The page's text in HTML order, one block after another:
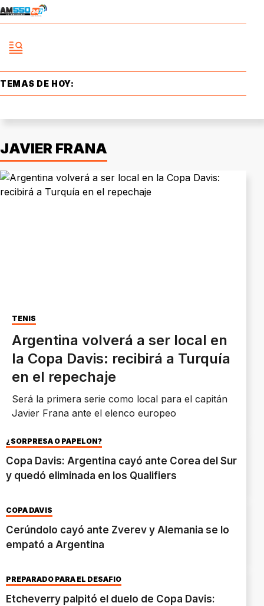
TEMAS DE HOY:
JAVIER FRANA
TENIS
Argentina volverá a ser local en
la Copa Davis: recibirá a Turquía
en el repechaje
Será la primera serie como local para el capitán
Javier Frana ante el elenco europeo
¿SORPRESA O PAPELÓN?
Copa Davis: Argentina cayó ante Corea del Sur
y quedó eliminada en los Qualifiers
COPA DAVIS
Cerúndolo cayó ante Zverev y Alemania se lo
empató a Argentina
PREPARADO PARA EL DESAFÍO
Etcheverry palpitó el duelo de Copa Davis: